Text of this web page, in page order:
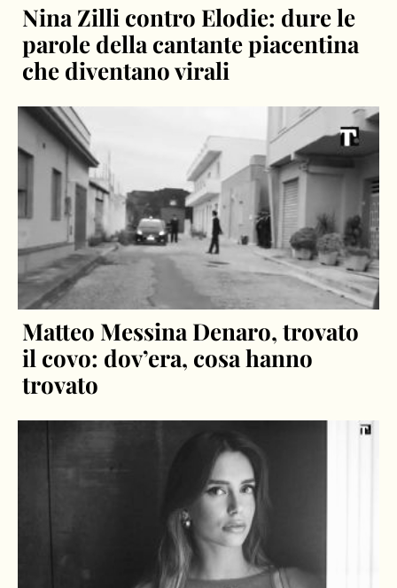
Nina Zilli contro Elodie: dure le
parole della cantante piacentina
che diventano virali
Matteo Messina Denaro, trovato
il covo: dov’era, cosa hanno
trovato